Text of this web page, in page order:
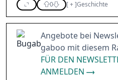
0 [+]Geschichte
Angebote bei
gaboo mit diesem
FÜR DEN
ANMELDEN